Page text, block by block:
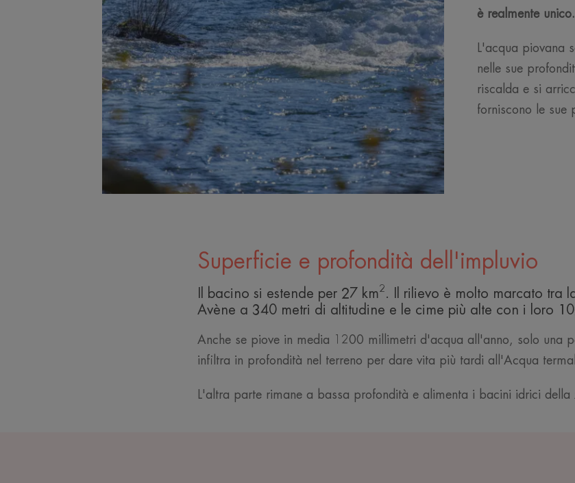
è realmente unico.
L'acqua piovana
nelle sue
riscalda e si
forniscono le sue
Superficie e profondità dell'impluvio
Il bacino si estende per 27 km2 . Il rilievo è molto marcato tra
Avène a 340 metri di altitudine e le cime più alte con i loro
Anche se piove in media 1200 millimetri d'acqua all'anno, solo una
infiltra in profondità nel terreno per dare vita più tardi all'Acqua
L'altra parte rimane a bassa profondità e alimenta i bacini idrici della